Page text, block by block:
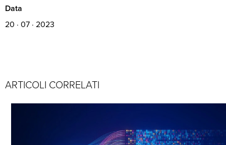
Data
20 · 07 · 2023
ARTICOLI CORRELATI